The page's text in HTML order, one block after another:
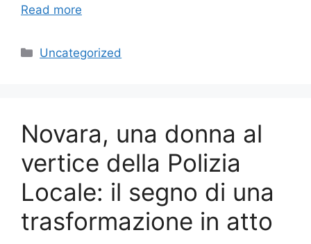
Read more
Categories
Uncategorized
Novara, una donna al
vertice della Polizia
Locale: il segno di una
trasformazione in atto